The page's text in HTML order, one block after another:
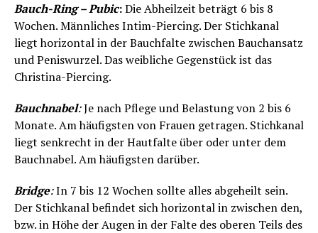
Bauch-Ring – Pubic:Die Abheilzeit beträgt 6 bis 8
Wochen. Männliches Intim-Piercing. Der Stichkanal
liegt horizontal in der Bauchfalte zwischen Bauchansatz
und Peniswurzel. Das weibliche Gegenstück ist das
Christina-Piercing.
Bauchnabel:Je nach Pflege und Belastung von 2 bis 6
Monate. Am häufigsten von Frauen getragen. Stichkanal
liegt senkrecht in der Hautfalte über oder unter dem
Bauchnabel. Am häufigsten darüber.
Bridge:In 7 bis 12 Wochen sollte alles abgeheilt sein.
Der Stichkanal befindet sich horizontal in zwischen den,
bzw. in Höhe der Augen in der Falte des oberen Teils des